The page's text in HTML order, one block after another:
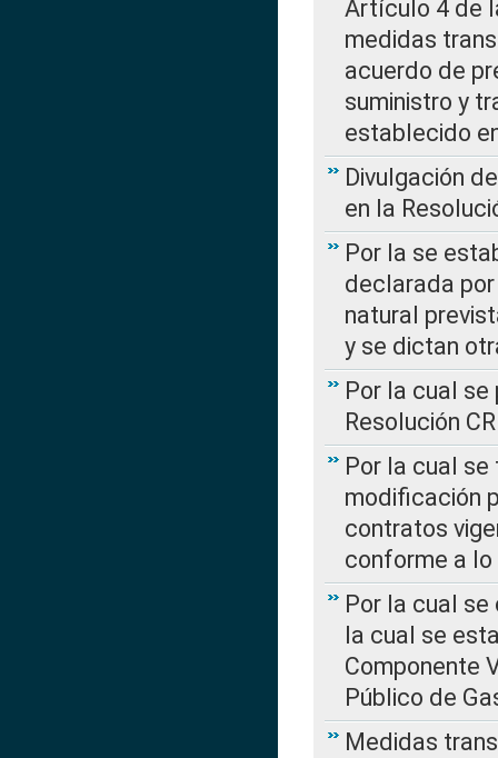
Artículo 4 de
medidas
acuerdo de
suministro y
establecido
Divulgación
en la
Por la se
declarada
natural
y se dictan
Por la cual
Resolución
Por la cual
modificación
contratos
conforme a lo
Por la cual se
la cual se
Componente
Público de
Medidas